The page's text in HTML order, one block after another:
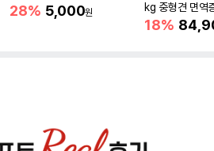
28% 5,000원
kg 중형견 면역
18%